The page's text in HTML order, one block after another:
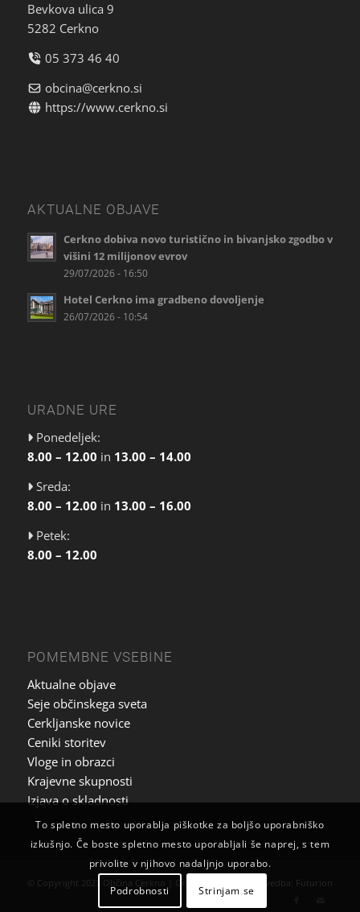
Bevkova ulica 9
5282 Cerkno
05 373 46 40
obcina@cerkno.si
https://www.cerkno.si
AKTUALNE OBJAVE
Cerkno dobiva novo turistično in bivanjsko zgodbo v
višini 12 milijonov evrov
29/07/2026 - 16:50
Hotel Cerkno ima gradbeno dovoljenje
26/07/2026 - 10:54
URADNE URE
Ponedeljek:
8.00 – 12.00 in 13.00 – 14.00
Sreda:
8.00 – 12.00 in 13.00 – 16.00
Petek:
8.00 – 12.00
POMEMBNE VSEBINE
Aktualne objave
Seje občinskega sveta
Cerkljanske novice
Ceniki storitev
Vloge in obrazci
Krajevne skupnosti
Izjava o skladnosti
© Copyright 2023 Občina Cerkno | Grafična zasnova in izvedba: Futurion
To spletno mesto uporablja piškotke za boljšo uporabniško
izkušnjo. Če boste spletno mesto uporabljali še naprej, s tem
privolite v njihovo nadaljnjo uporabo.
Podrobnosti
Strinjam se